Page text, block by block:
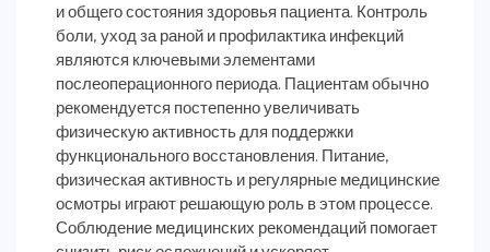
и общего состояния здоровья пациента. Контроль
боли, уход за раной и профилактика инфекций
являются ключевыми элементами
послеоперационного периода. Пациентам обычно
рекомендуется постепенно увеличивать
физическую активность для поддержки
функционального восстановления. Питание,
физическая активность и регулярные медицинские
осмотры играют решающую роль в этом процессе.
Соблюдение медицинских рекомендаций помогает